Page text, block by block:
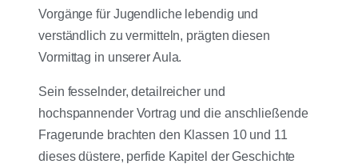
Vorgänge für Jugendliche lebendig und
verständlich zu vermitteln, prägten diesen
Vormittag in unserer Aula.
Sein fesselnder, detailreicher und
hochspannender Vortrag und die anschließende
Fragerunde brachten den Klassen 10 und 11
dieses düstere, perfide Kapitel der Geschichte